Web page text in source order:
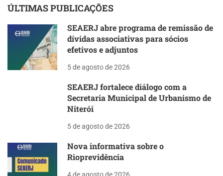
ÚLTIMAS PUBLICAÇÕES
SEAERJ abre programa de remissão de
dívidas associativas para sócios
efetivos e adjuntos
5 de agosto de 2026
SEAERJ fortalece diálogo com a
Secretaria Municipal de Urbanismo de
Niterói
5 de agosto de 2026
Nova informativa sobre o
Rioprevidência